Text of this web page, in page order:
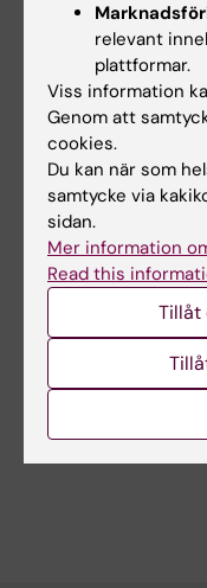
27 aug 2026
Leder
idrottsrelaterad
hjärnskakning till
Institutionen för klinisk
neurovetenskap har
relevant
plattformar.
Viss information
Genom att
cookies.
Du kan när som
samtycke via
sidan.
Mer information
Read this
Tillåt